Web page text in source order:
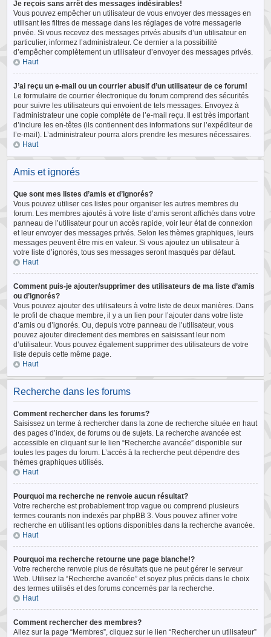
Je reçois sans arrêt des messages indésirables!
Vous pouvez empêcher un utilisateur de vous envoyer des messages en
utilisant les filtres de message dans les réglages de votre messagerie
privée. Si vous recevez des messages privés abusifs d’un utilisateur en
particulier, informez l’administrateur. Ce dernier a la possibilité
d’empêcher complètement un utilisateur d’envoyer des messages privés.
Haut
J’ai reçu un e-mail ou un courrier abusif d’un utilisateur de ce forum!
Le formulaire de courrier électronique du forum comprend des sécurités
pour suivre les utilisateurs qui envoient de tels messages. Envoyez à
l’administrateur une copie complète de l’e-mail reçu. Il est très important
d’inclure les en-têtes (ils contiennent des informations sur l’expéditeur de
l’e-mail). L’administrateur pourra alors prendre les mesures nécessaires.
Haut
Amis et ignorés
Que sont mes listes d’amis et d’ignorés?
Vous pouvez utiliser ces listes pour organiser les autres membres du
forum. Les membres ajoutés à votre liste d’amis seront affichés dans votre
panneau de l’utilisateur pour un accès rapide, voir leur état de connexion
et leur envoyer des messages privés. Selon les thèmes graphiques, leurs
messages peuvent être mis en valeur. Si vous ajoutez un utilisateur à
votre liste d’ignorés, tous ses messages seront masqués par défaut.
Haut
Comment puis-je ajouter/supprimer des utilisateurs de ma liste d’amis
ou d’ignorés?
Vous pouvez ajouter des utilisateurs à votre liste de deux manières. Dans
le profil de chaque membre, il y a un lien pour l’ajouter dans votre liste
d’amis ou d’ignorés. Ou, depuis votre panneau de l’utilisateur, vous
pouvez ajouter directement des membres en saisissant leur nom
d’utilisateur. Vous pouvez également supprimer des utilisateurs de votre
liste depuis cette même page.
Haut
Recherche dans les forums
Comment rechercher dans les forums?
Saisissez un terme à rechercher dans la zone de recherche située en haut
des pages d’index, de forums ou de sujets. La recherche avancée est
accessible en cliquant sur le lien “Recherche avancée” disponible sur
toutes les pages du forum. L’accès à la recherche peut dépendre des
thèmes graphiques utilisés.
Haut
Pourquoi ma recherche ne renvoie aucun résultat?
Votre recherche est probablement trop vague ou comprend plusieurs
termes courants non indexés par phpBB 3. Vous pouvez affiner votre
recherche en utilisant les options disponibles dans la recherche avancée.
Haut
Pourquoi ma recherche retourne une page blanche!?
Votre recherche renvoie plus de résultats que ne peut gérer le serveur
Web. Utilisez la “Recherche avancée” et soyez plus précis dans le choix
des termes utilisés et des forums concernés par la recherche.
Haut
Comment rechercher des membres?
Allez sur la page “Membres”, cliquez sur le lien “Rechercher un utilisateur”